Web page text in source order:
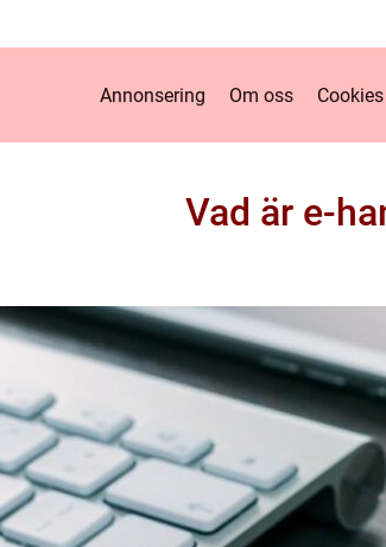
Annonsering Om oss Cookies
Vad är e-